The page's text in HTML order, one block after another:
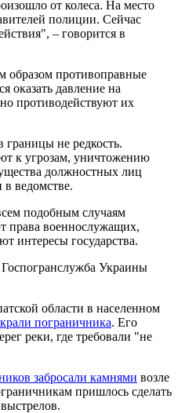
от колеса. На место
полиции. Сейчас
– говорится в
образом противоправные
оказать давление на
противодействуют их
границы не редкость.
к угрозам, уничтожению
должностных лиц
ведомстве.
подобным случаям
права военнослужащих,
интересы государства.
Украины
области в населенном
пограничника. Его
реки, где требовали "не
забросали камнями возле
пришлось сделать